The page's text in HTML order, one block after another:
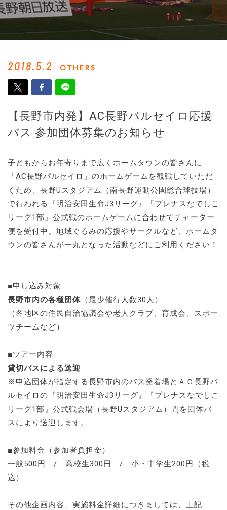
2018.5.2 OTHERS
【長野市内発】AC長野パルセイロ応援
バス 参加団体募集のお知らせ
子どもからお年寄りまで広くホームタウンの皆さんに
「AC長野パルセイロ」のホームゲームを観戦していただ
くため、長野Uスタジアム（南長野運動公園総合球技場）
で行われる『明治安田生命J3リーグ』『プレナスなでしこ
リーグ1部』公式戦のホームゲームに合わせてチャーター
便を受付中。地域ぐるみの応援やサークルなど、ホームタ
ウンの皆さんが一丸となった活動などにご利用ください！
■申し込み対象
長野市内の各種団体 （最少催行人数30人）
（各地区の住民自治協議会や老人クラブ、育成会、スポー
ツチームなど）
■ツアー内容
貸切バスによる送迎
※申込団体が指定する長野市内のバス発着場とＡＣ長野パ
ルセイロの『明治安田生命J3リーグ』『プレナスなでしこ
リーグ1部』公式戦会場（長野Uスタジアム）間を団体バ
スにより送迎します。
■参加料金（参加者負担金）
一般500円 / 高校生300円 / 小・中学生200円（税
込）
その他企画内容、実施料金詳細につきましては、上記